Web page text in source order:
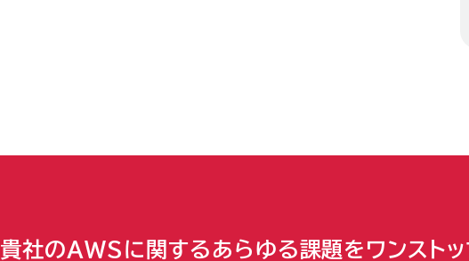
貴社のAWSに関するあらゆる課題をワンストッ